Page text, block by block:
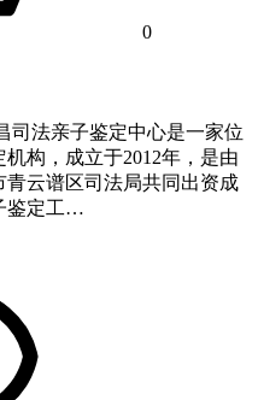
0
司法亲子鉴定中心是一家位
构，成立于2012年，是由
云谱区司法局共同出资成
鉴定工…